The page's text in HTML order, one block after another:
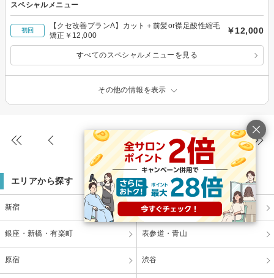
スペシャルメニュー
初回
【クセ改善プランA】カット＋前髪or襟足酸性縮毛
矯正￥12,000
￥12,000
すべてのスペシャルメニューを見る
その他の情報を表示
(11/30ページ)
エリアから探す
新宿 池袋
銀座・新橋・有楽町 表参道・青山
原宿 渋谷